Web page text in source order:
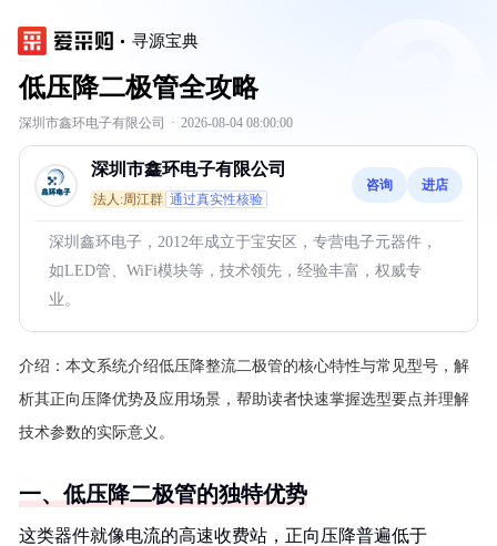
寻源宝典
低压降二极管全攻略
深圳市鑫环电子有限公司 · 2026-08-04 08:00:00
深圳市鑫环电子有限公司
法人:周江群 通过真实性核验
咨询 进店
深圳鑫环电子，2012年成立于宝安区，专营电子元器件，
如LED管、WiFi模块等，技术领先，经验丰富，权威专
业。
介绍： 本文系统介绍低压降整流二极管的核心特性与常见型号，解
析其正向压降优势及应用场景，帮助读者快速掌握选型要点并理解
技术参数的实际意义。
一、低压降二极管的独特优势
这类器件就像电流的高速收费站，正向压降普遍低于